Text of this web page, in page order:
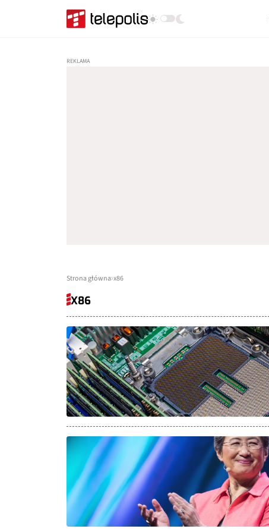
Strona główna x86
X86